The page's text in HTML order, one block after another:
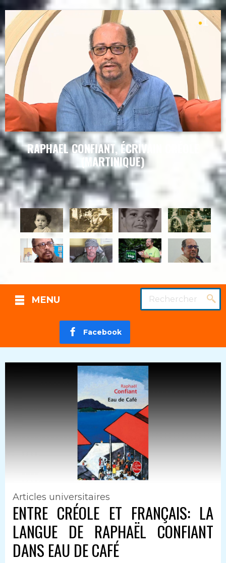
RAPHAEL CONFIANT, ÉCRIVAIN CRÉOLE
(MARTINIQUE)
MENU Rechercher
Facebook
Articles universitaires
ENTRE CRÉOLE ET FRANÇAIS: LA
LANGUE DE RAPHAËL CONFIANT
DANS EAU DE CAFÉ